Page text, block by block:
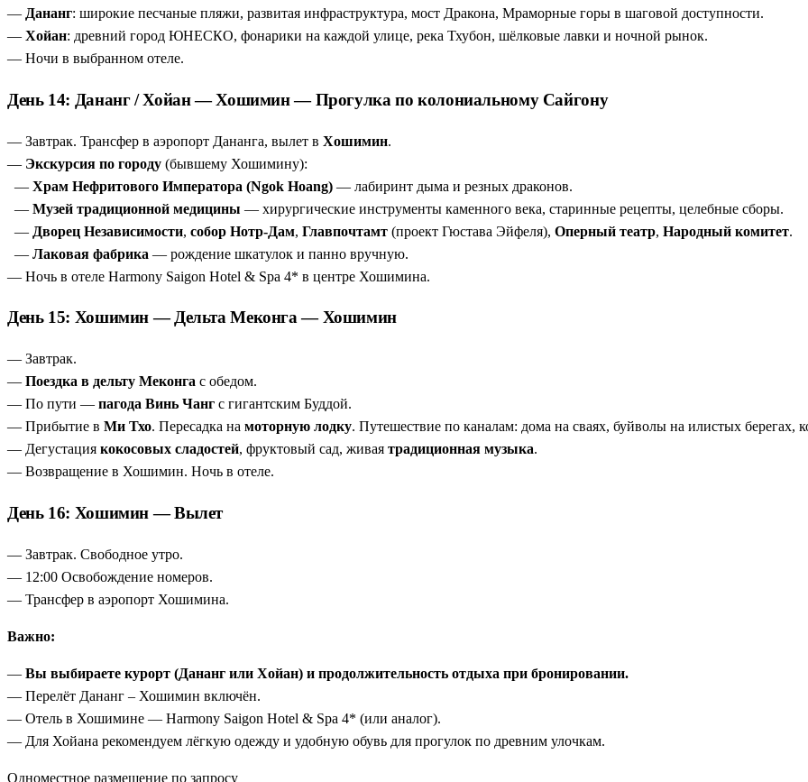
— Дананг: широкие песчаные пляжи, развитая инфраструктура, мост Дракона, Мраморные горы в шаговой доступности.
— Хойан: древний город ЮНЕСКО, фонарики на каждой улице, река Тхубон, шёлковые лавки и ночной рынок.
— Ночи в выбранном отеле.
День 14: Дананг / Хойан — Хошимин — Прогулка по колониальному Сайгону
— Завтрак. Трансфер в аэропорт Дананга, вылет в Хошимин.
— Экскурсия по городу (бывшему Хошимину):
— Храм Нефритового Императора (Ngok Hoang) — лабиринт дыма и резных драконов.
— Музей традиционной медицины — хирургические инструменты каменного века, старинные рецепты, целебные сборы.
— Дворец Независимости, собор Нотр-Дам, Главпочтамт (проект Гюстава Эйфеля), Оперный театр, Народный комитет.
— Лаковая фабрика — рождение шкатулок и панно вручную.
— Ночь в отеле Harmony Saigon Hotel & Spa 4* в центре Хошимина.
День 15: Хошимин — Дельта Меконга — Хошимин
— Завтрак.
— Поездка в дельту Меконга с обедом.
— По пути — пагода Винь Чанг с гигантским Буддой.
— Прибытие в Ми Тхо. Пересадка на моторную лодку. Путешествие по каналам: дома на сваях, буйволы на илистых берегах,
— Дегустация кокосовых сладостей, фруктовый сад, живая традиционная музыка.
— Возвращение в Хошимин. Ночь в отеле.
День 16: Хошимин — Вылет
— Завтрак. Свободное утро.
— 12:00 Освобождение номеров.
— Трансфер в аэропорт Хошимина.
Важно:
— Вы выбираете курорт (Дананг или Хойан) и продолжительность отдыха при бронировании.
— Перелёт Дананг – Хошимин включён.
— Отель в Хошимине — Harmony Saigon Hotel & Spa 4* (или аналог).
— Для Хойана рекомендуем лёгкую одежду и удобную обувь для прогулок по древним улочкам.
Одноместное размещение по запросу